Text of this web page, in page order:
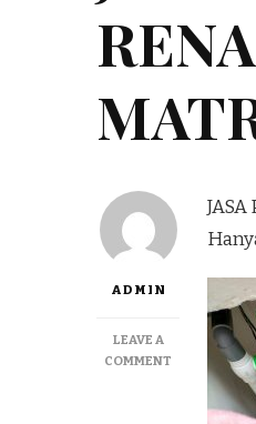
ADMIN
LEAVE A
COMMENT
PERAWATAN